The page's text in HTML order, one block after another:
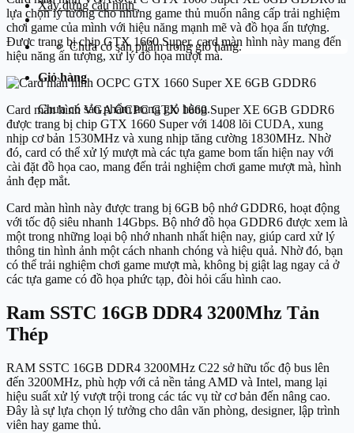
Xây dựng cấu hình
Chưa có sản phẩm trong giỏ hàng.
Giỏ hàng
Chưa có sản phẩm trong giỏ hàng.
lựa chọn lý tưởng cho những game thủ muốn nâng cấp trải nghiệm
chơi game của mình với hiệu năng mạnh mẽ và đồ họa ấn tượng.
Được trang bị chip GTX 1660 Super, card màn hình này mang đến
hiệu năng ấn tượng, xử lý đồ họa mượt mà.
Card màn hình VGA OCPC GTX 1660 Super XE 6GB GDDR6
được trang bị chip GTX 1660 Super với 1408 lõi CUDA, xung
nhịp cơ bản 1530MHz và xung nhịp tăng cường 1830MHz. Nhờ
đó, card có thể xử lý mượt mà các tựa game bom tấn hiện nay với
cài đặt đồ họa cao, mang đến trải nghiệm chơi game mượt mà, hình
ảnh đẹp mắt.
Card màn hình này được trang bị 6GB bộ nhớ GDDR6, hoạt động
với tốc độ siêu nhanh 14Gbps. Bộ nhớ đồ họa GDDR6 được xem là
một trong những loại bộ nhớ nhanh nhất hiện nay, giúp card xử lý
thông tin hình ảnh một cách nhanh chóng và hiệu quả. Nhờ đó, bạn
có thể trải nghiệm chơi game mượt mà, không bị giật lag ngay cả ở
các tựa game có đồ họa phức tạp, đòi hỏi cấu hình cao.
Ram SSTC 16GB DDR4 3200Mhz Tản
Thép
RAM SSTC 16GB DDR4 3200MHz C22 sở hữu tốc độ bus lên
đến 3200MHz, phù hợp với cả nền tảng AMD và Intel, mang lại
hiệu suất xử lý vượt trội trong các tác vụ từ cơ bản đến nâng cao.
Đây là sự lựa chọn lý tưởng cho dân văn phòng, designer, lập trình
viên hay game thủ.